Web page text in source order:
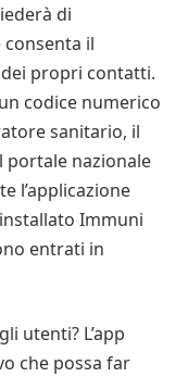
di
consenta il
propri contatti.
codice numerico
sanitario, il
portale nazionale
l’applicazione
Immuni
entrati in
utenti? L’app
che possa far